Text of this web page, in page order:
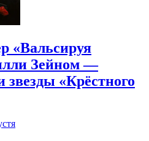
«Вальсируя
Зейном —
«Крёстного